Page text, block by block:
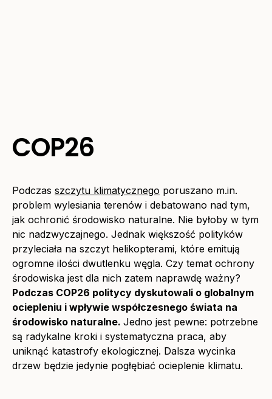
COP26
Podczas szczytu klimatycznego poruszano m.in.
problem wylesiania terenów i debatowano nad tym,
jak ochronić środowisko naturalne. Nie byłoby w tym
nic nadzwyczajnego. Jednak większość polityków
przyleciała na szczyt helikopterami, które emitują
ogromne ilości dwutlenku węgla. Czy temat ochrony
środowiska jest dla nich zatem naprawdę ważny?
Podczas COP26 politycy dyskutowali o globalnym
ociepleniu i wpływie współczesnego świata na
środowisko naturalne. Jedno jest pewne: potrzebne
są radykalne kroki i systematyczna praca, aby
uniknąć katastrofy ekologicznej. Dalsza wycinka
drzew będzie jedynie pogłębiać ocieplenie klimatu.